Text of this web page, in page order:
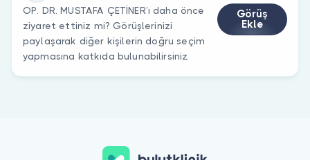
OP. DR. MUSTAFA ÇETİNER’ı daha önce
ziyaret ettiniz mi? Görüşlerinizi
paylaşarak diğer kişilerin doğru seçim
yapmasına katkıda bulunabilirsiniz.
Görüş
Ekle